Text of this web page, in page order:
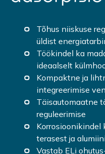
Tõhus niiskuse
üldist
Töökindel ka
ideaalselt
Kompaktne ja
integreerimise
Täisautomaatne
reguleerimise
terasest ja
Vastab ELi